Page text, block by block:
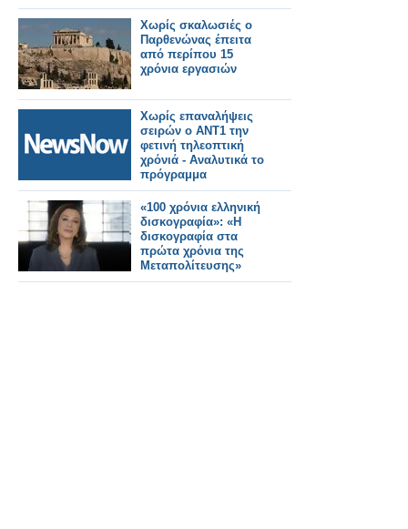
Χωρίς σκαλωσιές ο
Παρθενώνας έπειτα
από περίπου 15
χρόνια εργασιών
Χωρίς επαναλήψεις
σειρών ο ΑΝΤ1 την
φετινή τηλεοπτική
χρόνιά - Αναλυτικά το
πρόγραμμα
«100 χρόνια ελληνική
δισκογραφία»: «Η
δισκογραφία στα
πρώτα χρόνια της
Μεταπολίτευσης»